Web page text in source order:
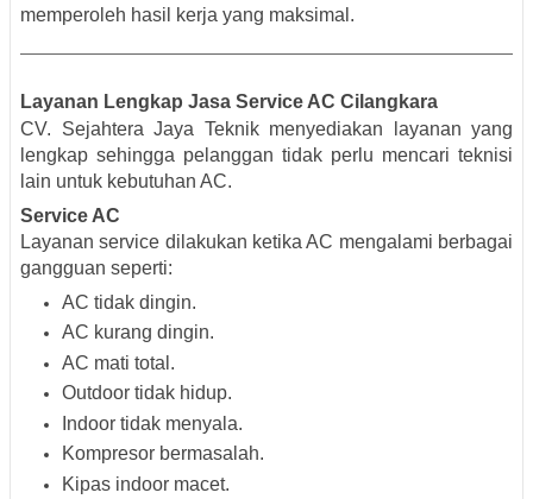
memperoleh hasil kerja yang maksimal.
Layanan Lengkap Jasa Service AC Cilangkara
CV. Sejahtera Jaya Teknik menyediakan layanan yang
lengkap sehingga pelanggan tidak perlu mencari teknisi
lain untuk kebutuhan AC.
Service AC
Layanan service dilakukan ketika AC mengalami berbagai
gangguan seperti:
AC tidak dingin.
AC kurang dingin.
AC mati total.
Outdoor tidak hidup.
Indoor tidak menyala.
Kompresor bermasalah.
Kipas indoor macet.